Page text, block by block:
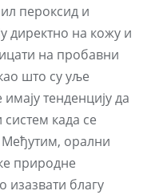
пероксид и
директно на кожу и
на пробавни
што су уље
тенденцију да
када се
Међутим, орални
природне
изазвати благу